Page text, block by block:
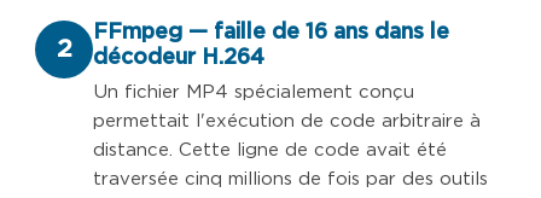
2
FFmpeg — faille de 16 ans dans le
décodeur H.264
Un fichier MP4 spécialement conçu
permettait l'exécution de code arbitraire à
distance. Cette ligne de code avait été
traversée cinq millions de fois par des outils